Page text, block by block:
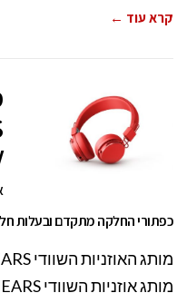
קרא עוד ←
כפתורי החלקה מתקדם ובעלות